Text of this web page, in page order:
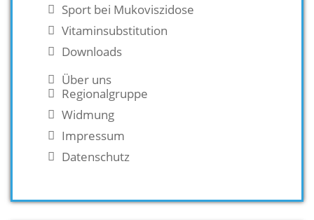
Sport bei Mukoviszidose
Vitaminsubstitution
Downloads
Über uns
Regionalgruppe
Widmung
Impressum
Datenschutz